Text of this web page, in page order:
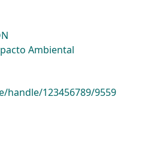
Ambiental
handle/123456789/9559